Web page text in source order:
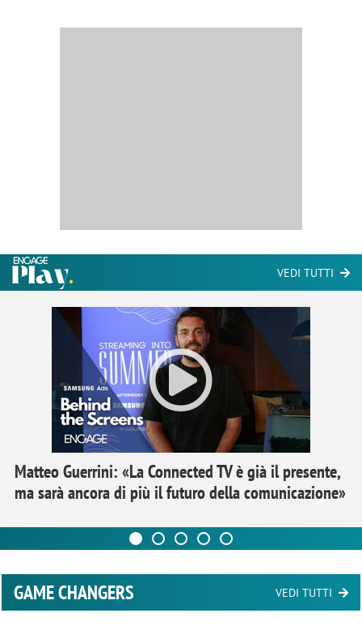
VEDI TUTTI
Matteo Guerrini: «La Connected TV è già il presente,
ma sarà ancora di più il futuro della comunicazione»
GAME CHANGERS VEDI TUTTI